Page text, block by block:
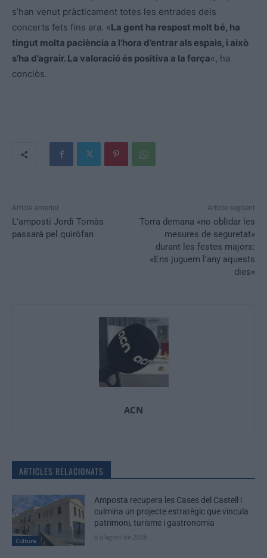
s’han venut pràcticament totes les entrades dels
concerts fets fins ara. «La gent ha respost molt bé, ha
tingut molta paciència a l’hora d’entrar als espais, i això
s’ha d’agrair. La valoració és positiva a la força«, ha
conclòs.
Article anterior
L’ampostí Jordi Tomàs
passarà pel quiròfan
Article següent
Torra demana «no oblidar les
mesures de seguretat»
durant les festes majors:
«Ens juguem l’any aquests
dies»
ACN
ARTICLES RELACIONATS
Cultura
Amposta recupera les Cases del Castell i
culmina un projecte estratègic que vincula
patrimoni, turisme i gastronomia
6 d'agost de 2026